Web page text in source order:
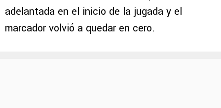
adelantada en el inicio de la jugada y el
marcador volvió a quedar en cero.